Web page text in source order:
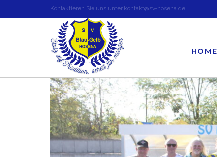
Kontaktieren Sie uns unter kontakt@sv-hosena.de
HOME